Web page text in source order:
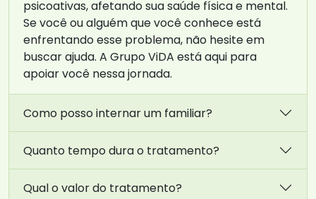
psicoativas, afetando sua saúde física e mental.
Se você ou alguém que você conhece está
enfrentando esse problema, não hesite em
buscar ajuda. A Grupo ViDA está aqui para
apoiar você nessa jornada.
Como posso internar um familiar?
Quanto tempo dura o tratamento?
Qual o valor do tratamento?